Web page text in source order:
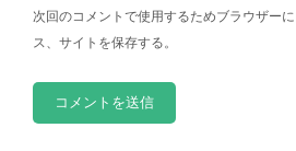
次回のコメントで使用するためブラウザー
ス、サイトを保存する。